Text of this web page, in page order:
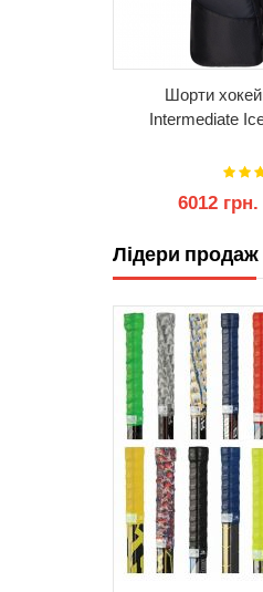
Шорти
Intermediate
6012 грн.
Лідери продаж